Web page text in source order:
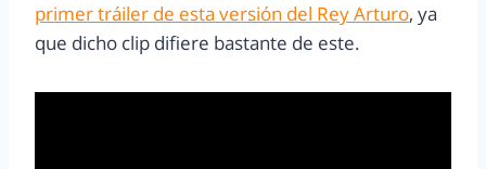
primer tráiler de esta versión del Rey Arturo, ya
que dicho clip difiere bastante de este.